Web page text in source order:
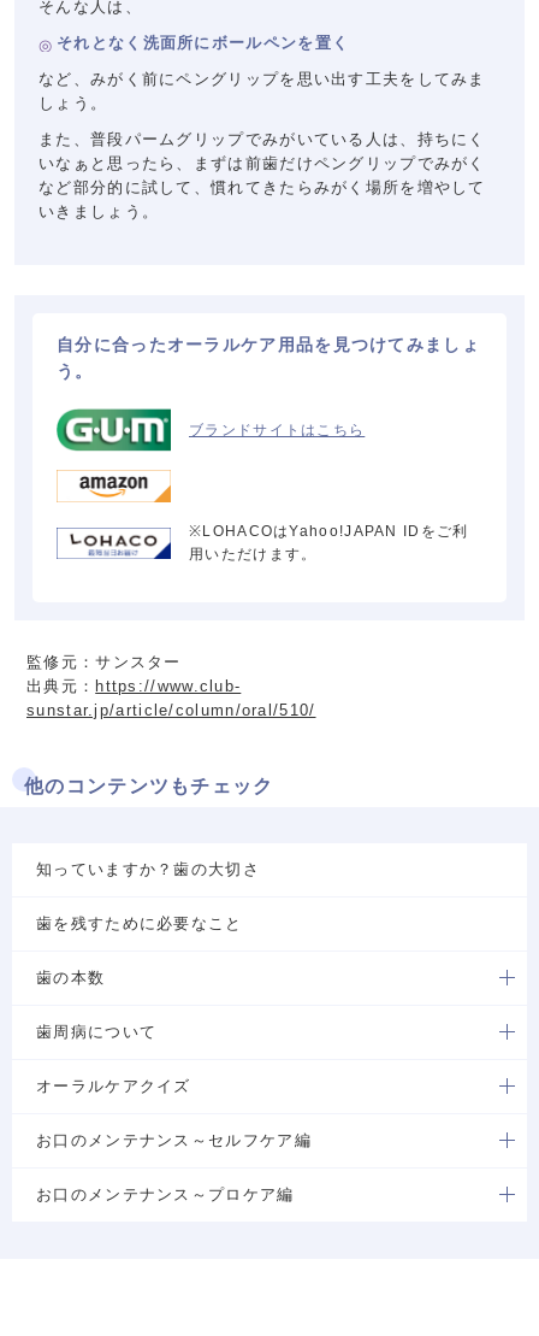
そんな人は、
それとなく洗面所にボールペンを置く
など、みがく前にペングリップを思い出す工夫をしてみま
しょう。
また、普段パームグリップでみがいている人は、持ちにく
いなぁと思ったら、まずは前歯だけペングリップでみがく
など部分的に試して、慣れてきたらみがく場所を増やして
いきましょう。
自分に合ったオーラルケア用品を見つけてみましょ
う。
ブランドサイトはこちら
※LOHACOはYahoo!JAPAN IDをご利
用いただけます。
監修元：サンスター
出典元： https://www.club-
sunstar.jp/article/column/oral/510/
他のコンテンツもチェック
知っていますか？歯の大切さ
歯を残すために必要なこと
歯の本数
歯周病について
オーラルケアクイズ
お口のメンテナンス～セルフケア編
お口のメンテナンス～プロケア編